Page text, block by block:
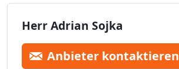
Herr Adrian Sojka
Anbieter kontaktieren